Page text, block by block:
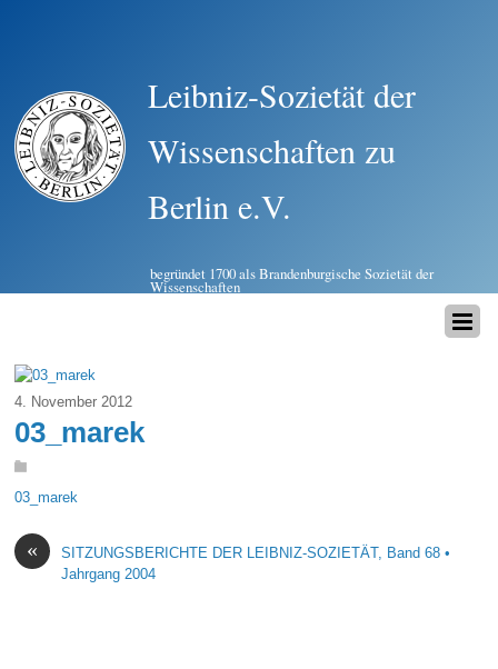
Leibniz-Sozietät der
Wissenschaften zu
Berlin e.V.
begründet 1700 als Brandenburgische Sozietät der
Wissenschaften
4. November 2012
03_marek
03_marek
«
SITZUNGSBERICHTE DER LEIBNIZ-SOZIETÄT, Band 68 •
Jahrgang 2004